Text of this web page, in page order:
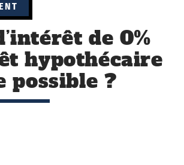
de 0%
hypothécaire
possible ?